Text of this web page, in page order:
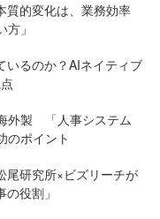
質的変化は、業務効率
」
いるのか？AIネイティブ
外製 「人事システム
のポイント
尾研究所×ビズリーチが
役割」